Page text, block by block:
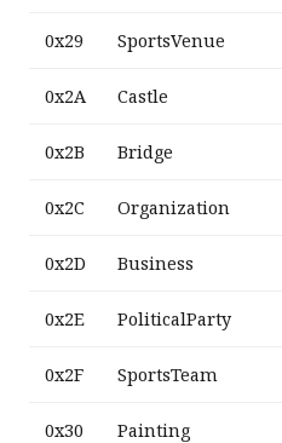
0x29 SportsVenue
0x2A Castle
0x2B Bridge
0x2C Organization
0x2D Business
0x2E PoliticalParty
0x2F SportsTeam
0x30 Painting